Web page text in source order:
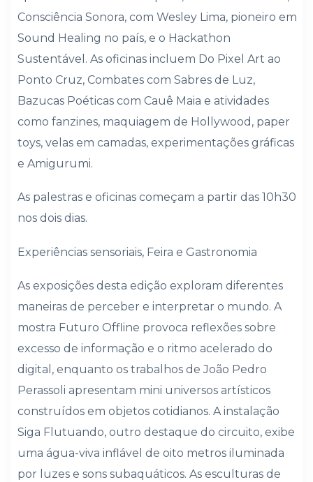
Consciência Sonora, com Wesley Lima, pioneiro em
Sound Healing no país, e o Hackathon
Sustentável. As oficinas incluem Do Pixel Art ao
Ponto Cruz, Combates com Sabres de Luz,
Bazucas Poéticas com Cauê Maia e atividades
como fanzines, maquiagem de Hollywood, paper
toys, velas em camadas, experimentações gráficas
e Amigurumi.
As palestras e oficinas começam a partir das 10h30
nos dois dias.
Experiências sensoriais, Feira e Gastronomia
As exposições desta edição exploram diferentes
maneiras de perceber e interpretar o mundo. A
mostra Futuro Offline provoca reflexões sobre
excesso de informação e o ritmo acelerado do
digital, enquanto os trabalhos de João Pedro
Perassoli apresentam mini universos artísticos
construídos em objetos cotidianos. A instalação
Siga Flutuando, outro destaque do circuito, exibe
uma água-viva inflável de oito metros iluminada
por luzes e sons subaquáticos. As esculturas de